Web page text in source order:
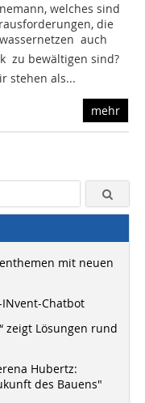
welches sind
die
 auch
zu bewältigen sind?
stehen als...
mehr
mit neuen
Chatbot
zeigt Lösungen rund
Hubertz:
des Bauens"